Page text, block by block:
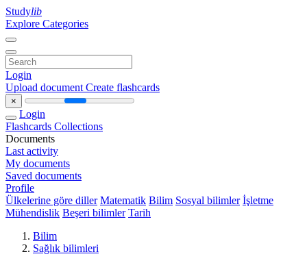
Studylib
Explore Categories
Login
Upload document Create flashcards
×
Login
Flashcards Collections
Documents
Last activity
My documents
Saved documents
Profile
Ülkelerine göre diller Matematik Bilim Sosyal bilimler İşletme
Mühendislik Beşeri bilimler Tarih
Bilim
Sağlık bilimleri